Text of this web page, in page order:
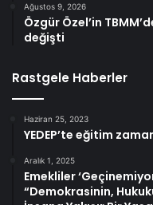
Ağustos 9, 2026
Özgür Özel’in
değişti
Rastgele Haberler
Haziran 25, 2023
YEDEP’te eğitim
Aralık 1, 2025
Emekliler
“Demokrasinin,